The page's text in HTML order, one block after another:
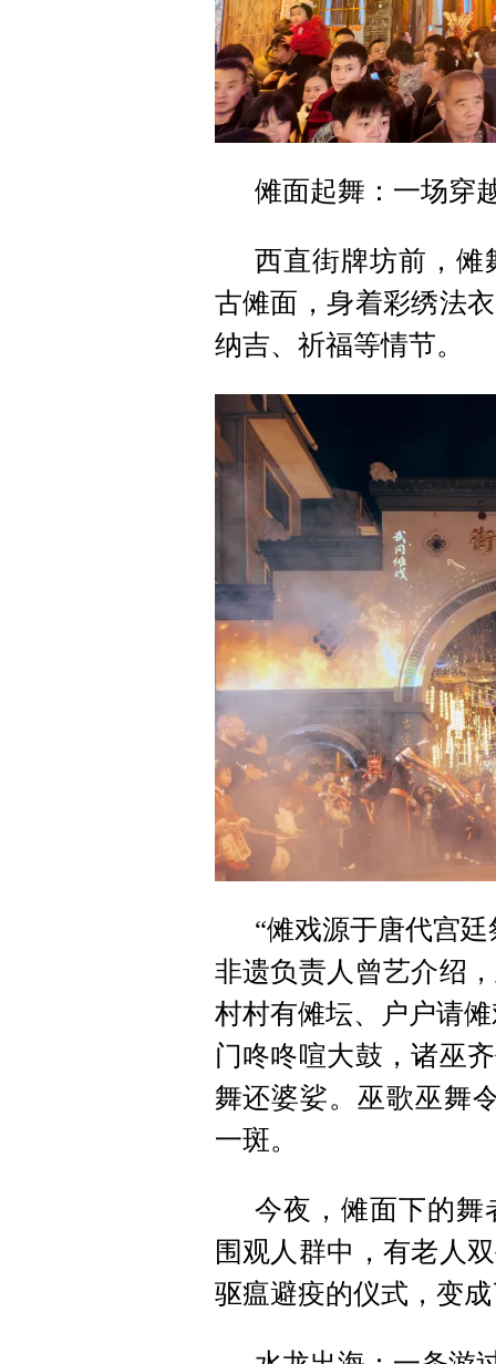
傩面起舞：一场穿
西直街牌坊前，傩
古傩面，身着彩绣法
纳吉、祈福等情节。
“傩戏源于唐代宫
非遗负责人曾艺介绍
村村有傩坛、户户请
门咚咚喧大鼓，诸巫
舞还婆娑。巫歌巫舞
一斑。
今夜，傩面下的舞
围观人群中，有老人
驱瘟避疫的仪式，变